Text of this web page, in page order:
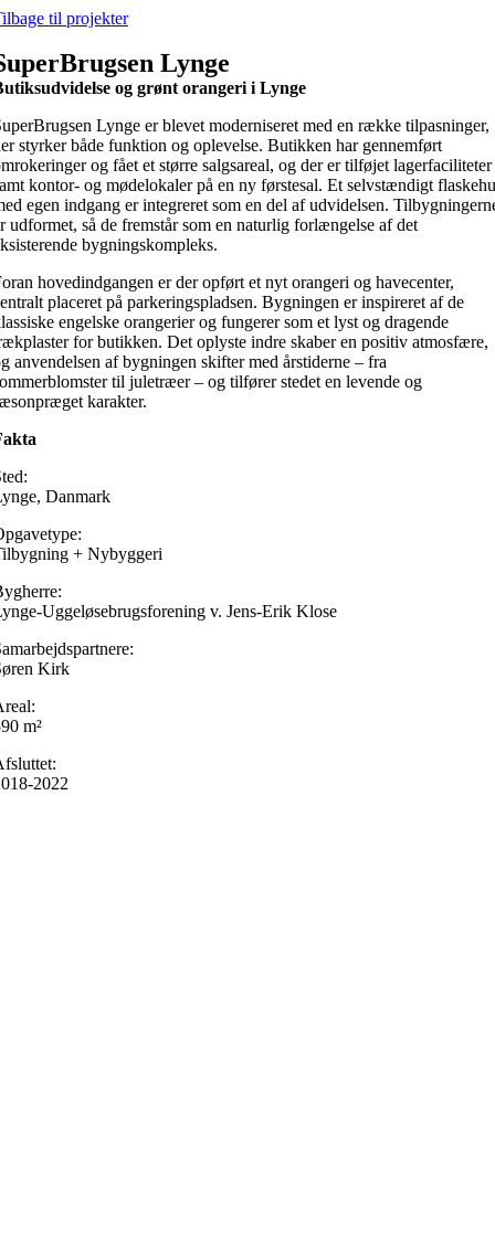
Skip
content
til projekter
Lynge
og grønt orangeri i Lynge
Lynge er blevet moderniseret med en række tilpasninger,
styrker både funktion og oplevelse. Butikken har gennemført
og fået et større salgsareal, og der er tilføjet lagerfaciliteter
kontor- og mødelokaler på en ny førstesal. Et selvstændigt
egen indgang er integreret som en del af udvidelsen.
udformet, så de fremstår som en naturlig forlængelse af det
bygningskompleks.
hovedindgangen er der opført et nyt orangeri og havecenter,
placeret på parkeringspladsen. Bygningen er inspireret af de
engelske orangerier og fungerer som et lyst og dragende
for butikken. Det oplyste indre skaber en positiv atmosfære,
anvendelsen af bygningen skifter med årstiderne – fra
til juletræer – og tilfører stedet en levende og
karakter.
Danmark
+ Nybyggeri
Uggeløsebrugsforening v. Jens-Erik Klose
Kirk
m²
2022